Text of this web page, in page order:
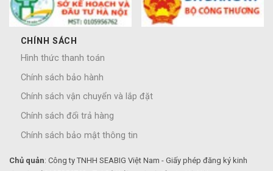
CHÍNH SÁCH
Hình thức thanh toán
Chính sách bảo hành
Chính sách vận chuyển và lắp đặt
Chính sách đổi trả hàng
Chính sách bảo mật thông tin
Chủ quản: Công ty TNHH SEABIG Việt Nam - Giấy phép đăng ký kinh